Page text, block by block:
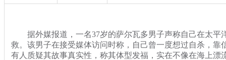
据外媒报道，一名37岁的萨尔瓦多男子声称自己在太平
救。该男子在接受媒体访问时称，自己曾一度想过自杀，靠
有人质疑其故事真实性，称其体型发福，实在不像在海上漂